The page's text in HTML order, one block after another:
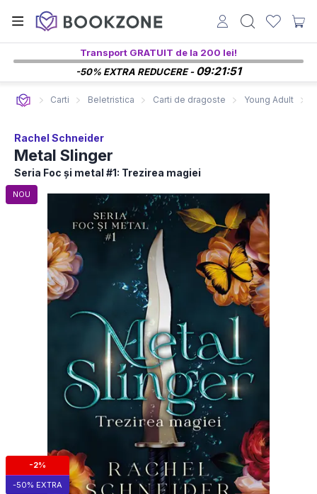
Transport GRATUIT de la 200 lei!
-50% EXTRA REDUCERE -09:21:50
Carti Beletristica Carti de dragoste Young Adult
Rachel Schneider
Metal Slinger
Seria Foc și metal #1: Trezirea magiei
NOU
-2%
-50% EXTRA